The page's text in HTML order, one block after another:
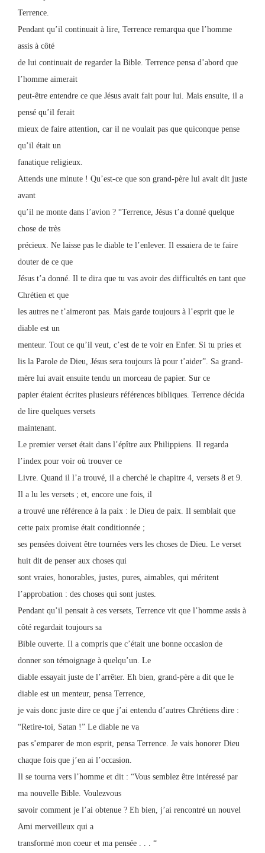
Terrence.
Pendant qu’il continuait à lire, Terrence remarqua que l’homme
assis à côté
de lui continuait de regarder la Bible. Terrence pensa d’abord que
l’homme aimerait
peut-être entendre ce que Jésus avait fait pour lui. Mais ensuite, il a
pensé qu’il ferait
mieux de faire attention, car il ne voulait pas que quiconque pense
qu’il était un
fanatique religieux.
Attends une minute ! Qu’est-ce que son grand-père lui avait dit juste
avant
qu’il ne monte dans l’avion ? “Terrence, Jésus t’a donné quelque
chose de très
précieux. Ne laisse pas le diable te l’enlever. Il essaiera de te faire
douter de ce que
Jésus t’a donné. Il te dira que tu vas avoir des difficultés en tant que
Chrétien et que
les autres ne t’aimeront pas. Mais garde toujours à l’esprit que le
diable est un
menteur. Tout ce qu’il veut, c’est de te voir en Enfer. Si tu pries et
lis la Parole de Dieu, Jésus sera toujours là pour t’aider”. Sa grand-
mère lui avait ensuite tendu un morceau de papier. Sur ce
papier étaient écrites plusieurs références bibliques. Terrence décida
de lire quelques versets
maintenant.
Le premier verset était dans l’épître aux Philippiens. Il regarda
l’index pour voir où trouver ce
Livre. Quand il l’a trouvé, il a cherché le chapitre 4, versets 8 et 9.
Il a lu les versets ; et, encore une fois, il
a trouvé une référence à la paix : le Dieu de paix. Il semblait que
cette paix promise était conditionnée ;
ses pensées doivent être tournées vers les choses de Dieu. Le verset
huit dit de penser aux choses qui
sont vraies, honorables, justes, pures, aimables, qui méritent
l’approbation : des choses qui sont justes.
Pendant qu’il pensait à ces versets, Terrence vit que l’homme assis à
côté regardait toujours sa
Bible ouverte. Il a compris que c’était une bonne occasion de
donner son témoignage à quelqu’un. Le
diable essayait juste de l’arrêter. Eh bien, grand-père a dit que le
diable est un menteur, pensa Terrence,
je vais donc juste dire ce que j’ai entendu d’autres Chrétiens dire :
“Retire-toi, Satan !” Le diable ne va
pas s’emparer de mon esprit, pensa Terrence. Je vais honorer Dieu
chaque fois que j’en ai l’occasion.
Il se tourna vers l’homme et dit : “Vous semblez être intéressé par
ma nouvelle Bible. Voulezvous
savoir comment je l’ai obtenue ? Eh bien, j’ai rencontré un nouvel
Ami merveilleux qui a
transformé mon coeur et ma pensée . . . “